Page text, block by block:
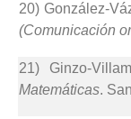
20) González-
(Comunicación
21) Ginzo-
Matemáticas.